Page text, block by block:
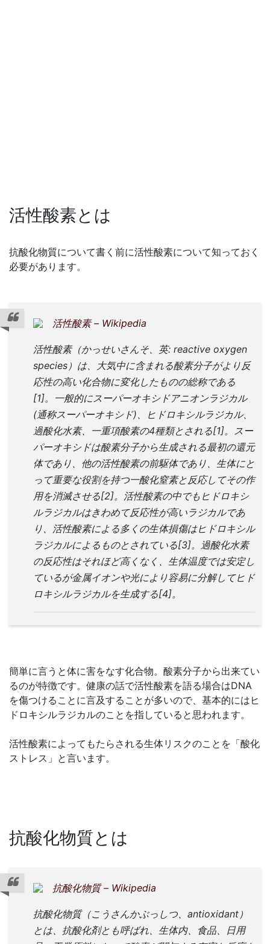
活性酸素とは
抗酸化物質について書く前に活性酸素について知っておく
必要があります。
活性酸素 – Wikipedia
活性酸素（かっせいさんそ、英: reactive oxygen
species）は、大気中に含まれる酸素分子がより反
応性の高い化合物に変化したものの総称である
[1]。一般的にスーパーオキシドアニオンラジカル
(通称スーパーオキシド)、ヒドロキシルラジカル、
過酸化水素、一重項酸素の4種類とされる[1]。スー
パーオキシドは酸素分子から生成される最初の還元
体であり、他の活性酸素の前駆体であり、生体にと
って重要な役割を持つ一酸化窒素と反応してその作
用を消滅させる[2]。活性酸素の中でもヒドロキシ
ルラジカルはきわめて反応性が高いラジカルであ
り、活性酸素による多くの生体損傷はヒドロキシル
ラジカルによるものとされている[3]。過酸化水素
の反応性はそれほど高くなく、生体温度では安定し
ているが金属イオンや光により容易に分解してヒド
ロキシルラジカルを生成する[4]。
簡単に言うと体に害をなす化合物。酸素分子から出来てい
るのが特徴です。健康の話で活性酸素を語る場合はDNA
を傷つけることに言及することが多いので、基本的にはヒ
ドロキシルラジカルのことを指していると思われます。
活性酸素によってもたらされる生体リスクのことを「酸化
ストレス」と言います。
抗酸化物質とは
抗酸化物質 – Wikipedia
抗酸化物質（こうさんかぶっしつ、antioxidant）
とは、抗酸化剤とも呼ばれ、生体内、食品、日用